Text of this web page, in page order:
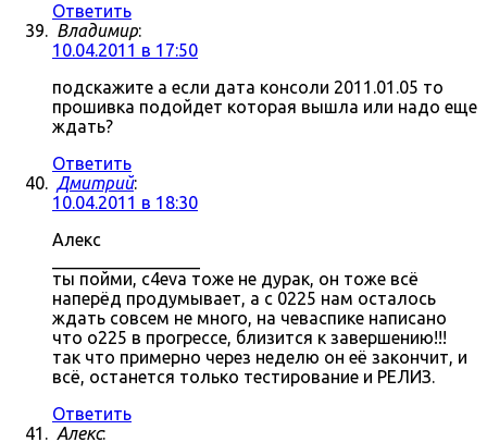
Ответить
Владимир:
10.04.2011 в 17:50
подскажите а если дата консоли 2011.01.05 то
прошивка подойдет которая вышла или надо еще
ждать?
Ответить
Дмитрий:
10.04.2011 в 18:30
Алекс
ты пойми, c4eva тоже не дурак, он тоже всё
наперёд продумывает, а с 0225 нам осталось
ждать совсем не много, на чеваспике написано
что о225 в прогрессе, близится к завершению!!!
так что примерно через неделю он её закончит, и
всё, останется только тестирование и РЕЛИЗ.
Ответить
Алекс: